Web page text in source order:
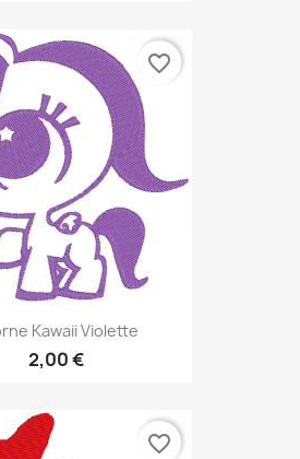
Kawaii Violette
2,00 €
favorite_border
favorite_border